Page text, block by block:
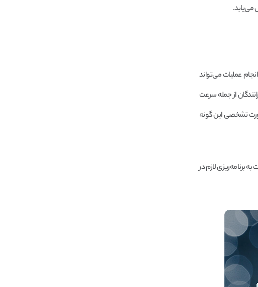
می‌یابد.
عملیات می‌تواند
از جمله سرعت
تشخصی این گونه
برنامه‌ریزی لازم در